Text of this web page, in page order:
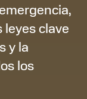
leyes clave
y la
los